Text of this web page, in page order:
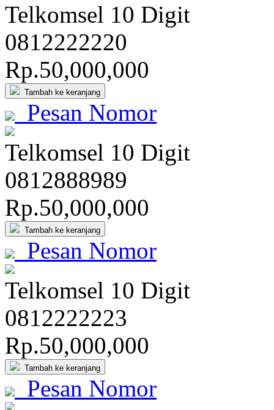
Telkomsel 10 Digit
0812222220
Rp.50,000,000
Tambah ke keranjang
Pesan Nomor
Telkomsel 10 Digit
0812888989
Rp.50,000,000
Tambah ke keranjang
Pesan Nomor
Telkomsel 10 Digit
0812222223
Rp.50,000,000
Tambah ke keranjang
Pesan Nomor